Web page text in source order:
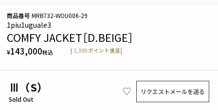
1piu1uguale3
COMFY JACKET［D.BEIGE］
¥143,000税込 [ 1,300 ポイント進呈]
商品番号 MRB732-WOU006-29
Ⅲ（S）
Sold Out
リクエストメールを送る